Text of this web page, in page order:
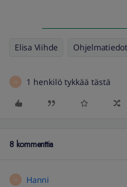
Elisa Viihde Ohjelmatiedot
H 1 henkilö tykkää tästä
8 kommenttia
H Hanni